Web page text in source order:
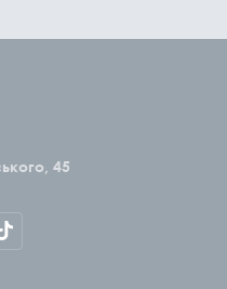
45